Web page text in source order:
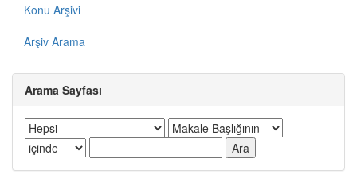
Konu Arşivi
Arşiv Arama
Arama Sayfası